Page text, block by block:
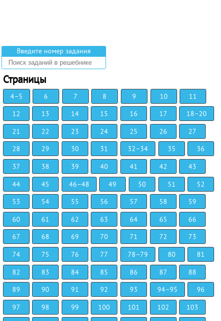
Введите номер задания
Страницы
4–5 6 7 8 9 10
11
12
13 14 15 16 17
18–20
21
22 23 24 25 26
27
28
29 30 31 32–34 35
36
37
38 39 40 41 42
43
44
45 46–48 49 50 51
52
53
54 55 56 57 58
59
60
61 62 63 64 65
66
67
68 69 70 71 72
73
74
75 76 77 78–79 80
81
82
83 84 85 86 87
88
89
90 91 92 93 94–95
96
97
98 99 100 101 102
103